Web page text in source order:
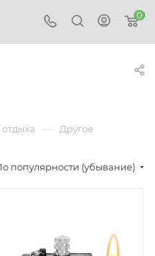
0
— Другое
популярности (убывание)